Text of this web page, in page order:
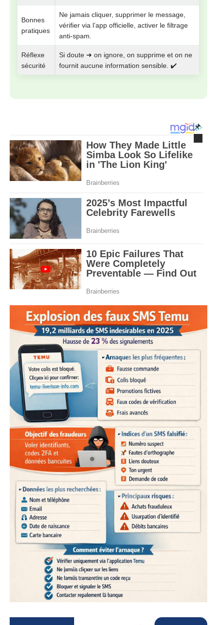
Bonnes
pratiques
Ne jamais cliquer, supprimer le message,
vérifier via l’app officielle, activer le filtrage
anti‑spam.
Réflexe
sécurité
Si doute ➜ on ignore, on supprime et on ne
fournit aucune information sensible. ✔️
📌